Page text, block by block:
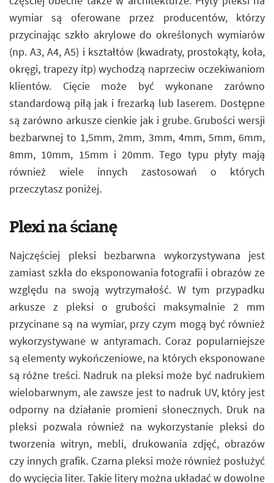
wymiar są oferowane przez producentów, którzy
przycinając szkło akrylowe do określonych wymiarów
(np. A3, A4, A5) i kształtów (kwadraty, prostokąty, koła,
okręgi, trapezy itp) wychodzą naprzeciw oczekiwaniom
klientów. Cięcie może być wykonane zarówno
standardową piłą jak i frezarką lub laserem. Dostępne
są zarówno arkusze cienkie jak i grube. Grubości wersji
bezbarwnej to 1,5mm, 2mm, 3mm, 4mm, 5mm, 6mm,
8mm, 10mm, 15mm i 20mm. Tego typu płyty mają
również wiele innych zastosowań o których
przeczytasz poniżej.
Plexi na ścianę
Najczęściej pleksi bezbarwna wykorzystywana jest
zamiast szkła do eksponowania fotografii i obrazów ze
względu na swoją wytrzymałość. W tym przypadku
arkusze z pleksi o grubości maksymalnie 2 mm
przycinane są na wymiar, przy czym mogą być również
wykorzystywane w antyramach. Coraz popularniejsze
są elementy wykończeniowe, na których eksponowane
są różne treści. Nadruk na pleksi może być nadrukiem
wielobarwnym, ale zawsze jest to nadruk UV, który jest
odporny na działanie promieni słonecznych. Druk na
pleksi pozwala również na wykorzystanie pleksi do
tworzenia witryn, mebli, drukowania zdjęć, obrazów
czy innych grafik. Czarna pleksi może również posłużyć
do wycięcia liter. Takie litery można układać w dowolne